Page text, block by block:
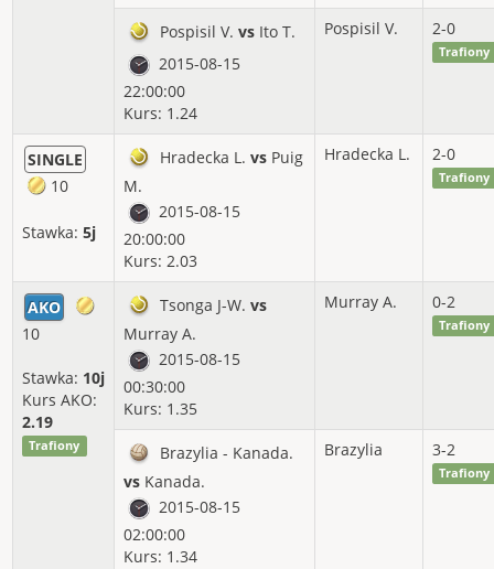
Pospisil V. vs Ito T.
2015-08-15
22:00:00
Kurs: 1.24
Pospisil V. 2-0
Trafiony
SINGLE
10
Stawka: 5j
Hradecka L. vs Puig
M.
2015-08-15
20:00:00
Kurs: 2.03
Hradecka L. 2-0
Trafiony
AKO
10
Stawka: 10j
Kurs AKO:
2.19
Trafiony
Tsonga J-W. vs
Murray A.
2015-08-15
00:30:00
Kurs: 1.35
Murray A. 0-2
Trafiony
Brazylia - Kanada.
vs Kanada.
2015-08-15
02:00:00
Kurs: 1.34
Brazylia 3-2
Trafiony